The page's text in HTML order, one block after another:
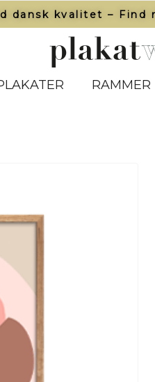
dansk kvalitet – Find
RAMMER